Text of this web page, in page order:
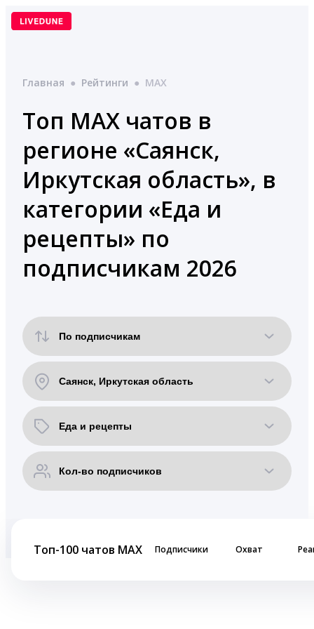
Перейти
Главная ● Рейтинги ● MAX
Топ MAX чатов в
регионе «Саянск,
Иркутская область», в
категории «Еда и
рецепты» по
подписчикам 2026
Топ-100 чатов MAX Подписчики Охват